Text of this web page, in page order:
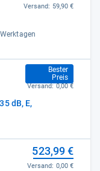
Versand: 59,90 €
dB, E,
Bester
Preis
484,99 €
Versand: 0,00 €
523,99 €
Versand: 0,00 €